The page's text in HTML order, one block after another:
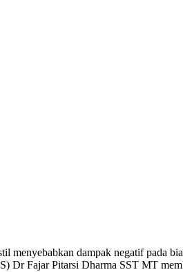
menyebabkan dampak negatif pada
Fajar Pitarsi Dharma SST MT